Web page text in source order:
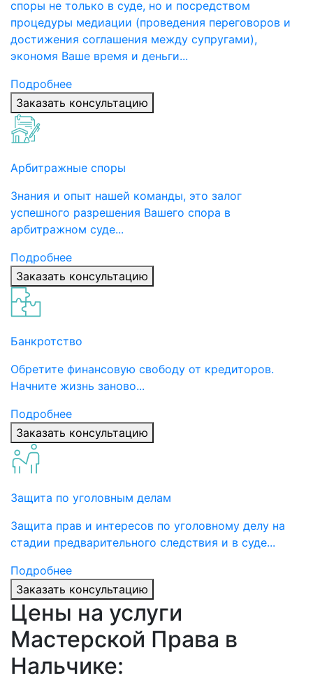
споры не только в суде, но и посредством
процедуры медиации (проведения переговоров и
достижения соглашения между супругами),
экономя Ваше время и деньги...
Подробнее
Заказать консультацию
Арбитражные споры
Знания и опыт нашей команды, это залог
успешного разрешения Вашего спора в
арбитражном суде...
Подробнее
Заказать консультацию
Банкротство
Обретите финансовую свободу от кредиторов.
Начните жизнь заново...
Подробнее
Заказать консультацию
Защита по уголовным делам
Защита прав и интересов по уголовному делу на
стадии предварительного следствия и в суде...
Подробнее
Заказать консультацию
Цены на услуги
Мастерской Права в
Нальчике: